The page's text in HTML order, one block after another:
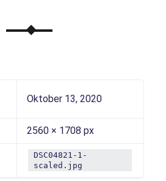
Oktober 13, 2020
2560 × 1708 px
DSC04821-1-
scaled.jpg